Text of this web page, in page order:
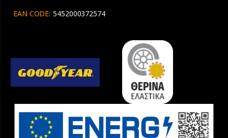
EAN CODE: 5452000372574